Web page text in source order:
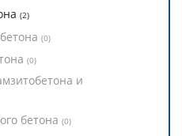
(2)
(0)
(0)
и
бетона (0)